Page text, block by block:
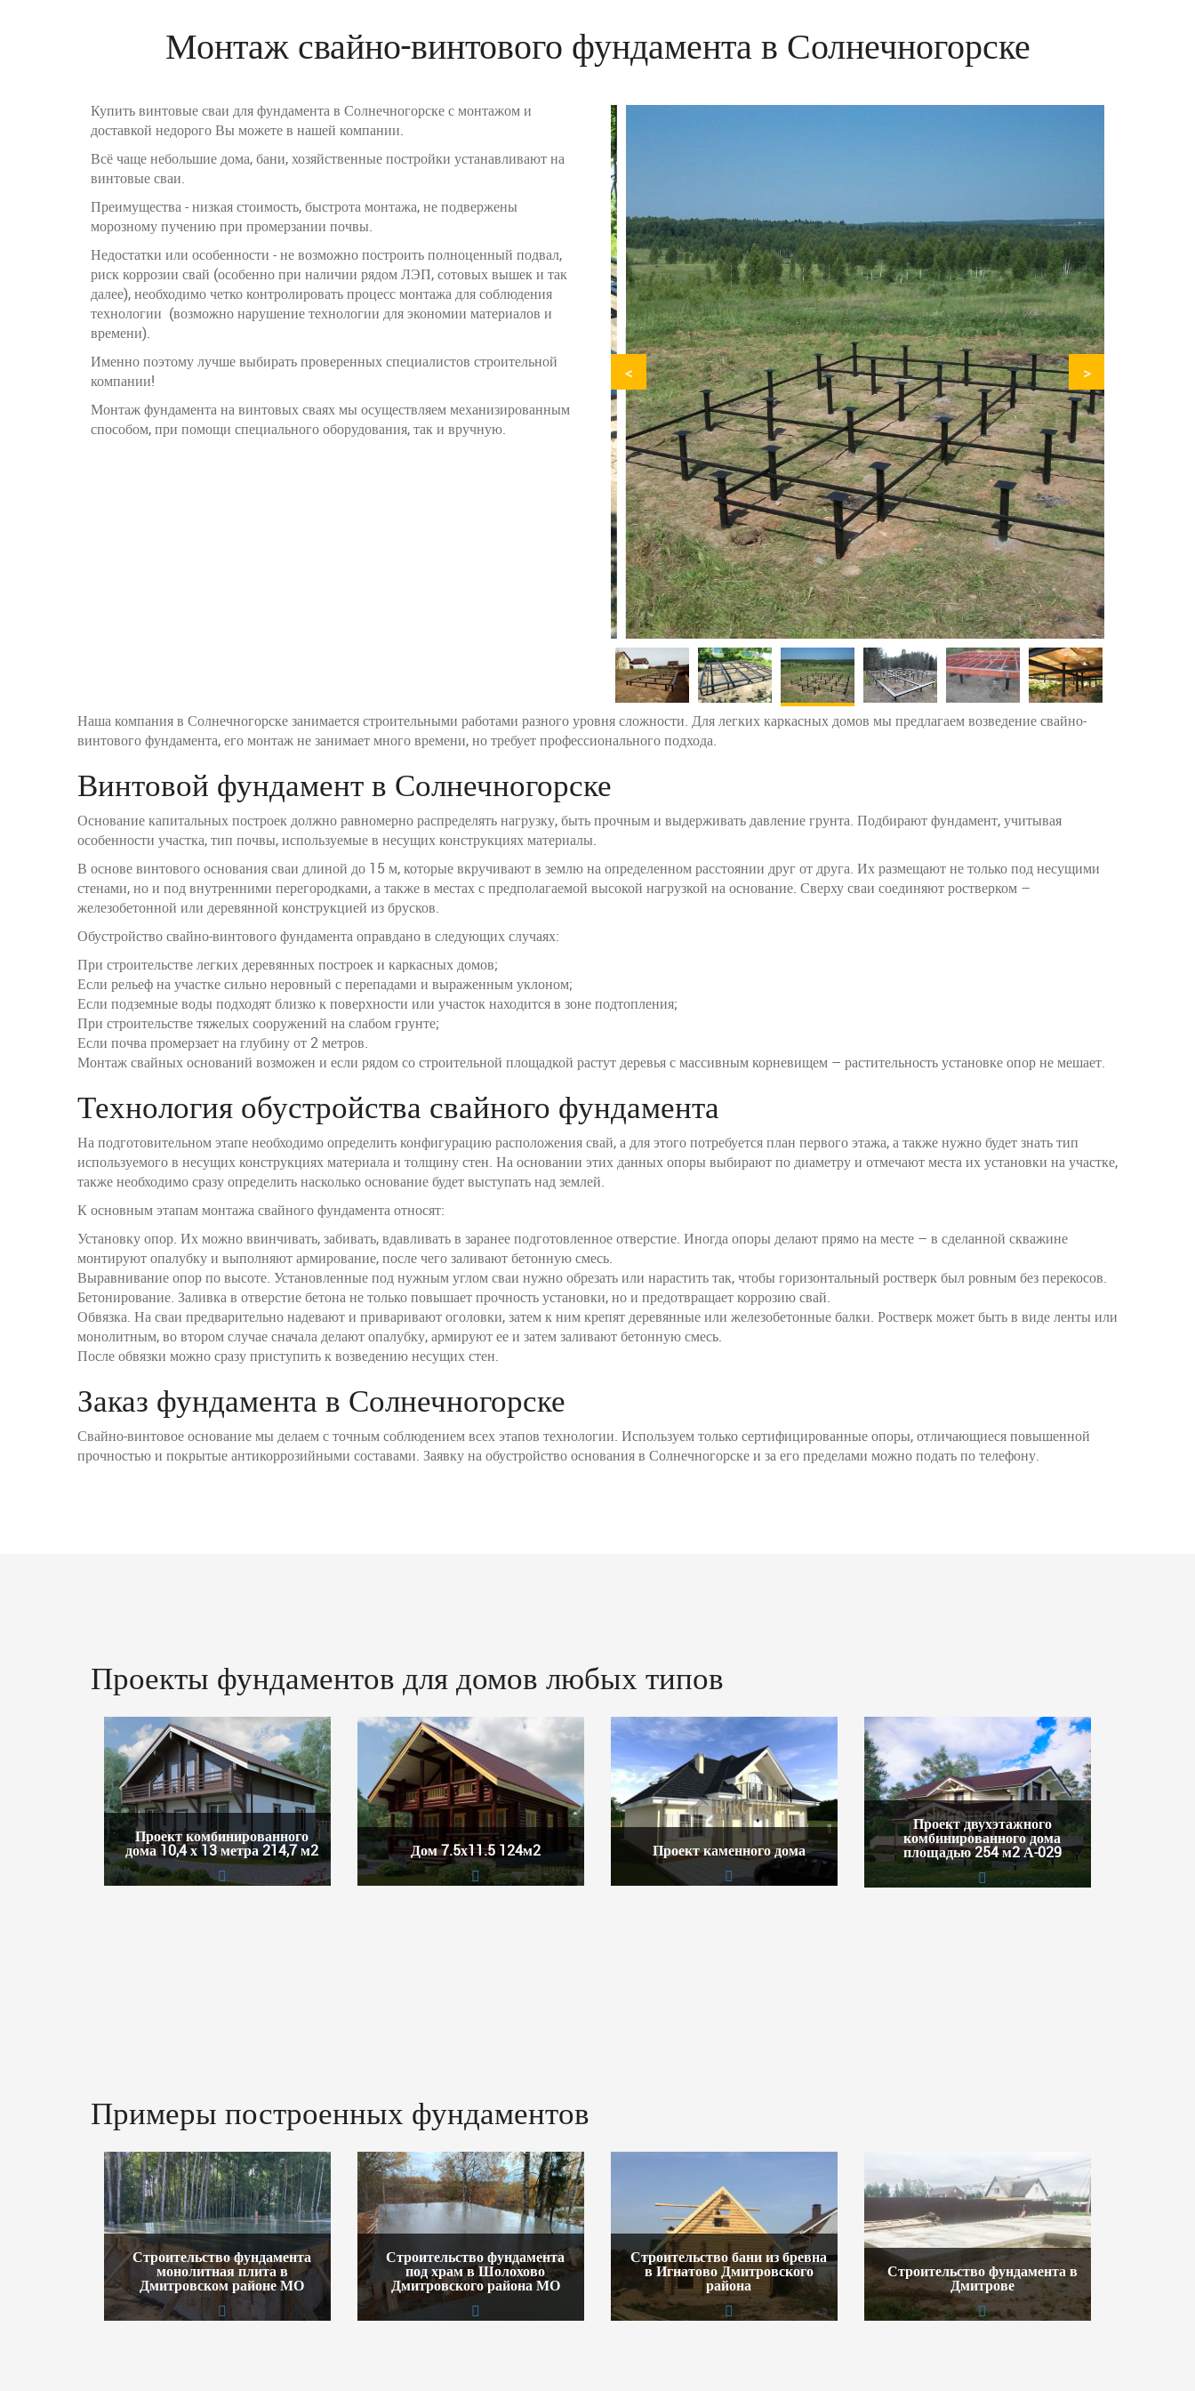
Монтаж свайно-винтового фундамента в Солнечногорске
Купить винтовые сваи для фундамента в Солнечногорске с монтажом и
доставкой недорого Вы можете в нашей компании.
Всё чаще небольшие дома, бани, хозяйственные постройки устанавливают на
винтовые сваи.
Преимущества - низкая стоимость, быстрота монтажа, не подвержены
морозному пучению при промерзании почвы.
Недостатки или особенности - не возможно построить полноценный подвал,
риск коррозии свай (особенно при наличии рядом ЛЭП, сотовых вышек и так
далее), необходимо четко контролировать процесс монтажа для соблюдения
технологии (возможно нарушение технологии для экономии материалов и
времени).
Именно поэтому лучше выбирать проверенных специалистов строительной
компании!
Монтаж фундамента на винтовых сваях мы осуществляем механизированным
способом, при помощи специального оборудования, так и вручную.
< >
Наша компания в Солнечногорске занимается строительными работами разного уровня сложности. Для легких каркасных домов мы предлагаем возведение свайно-
винтового фундамента, его монтаж не занимает много времени, но требует профессионального подхода.
Винтовой фундамент в Солнечногорске
Основание капитальных построек должно равномерно распределять нагрузку, быть прочным и выдерживать давление грунта. Подбирают фундамент, учитывая
особенности участка, тип почвы, используемые в несущих конструкциях материалы.
В основе винтового основания сваи длиной до 15 м, которые вкручивают в землю на определенном расстоянии друг от друга. Их размещают не только под несущими
стенами, но и под внутренними перегородками, а также в местах с предполагаемой высокой нагрузкой на основание. Сверху сваи соединяют ростверком –
железобетонной или деревянной конструкцией из брусков.
Обустройство свайно-винтового фундамента оправдано в следующих случаях:
При строительстве легких деревянных построек и каркасных домов;
Если рельеф на участке сильно неровный с перепадами и выраженным уклоном;
Если подземные воды подходят близко к поверхности или участок находится в зоне подтопления;
При строительстве тяжелых сооружений на слабом грунте;
Если почва промерзает на глубину от 2 метров.
Монтаж свайных оснований возможен и если рядом со строительной площадкой растут деревья с массивным корневищем – растительность установке опор не мешает.
Технология обустройства свайного фундамента
На подготовительном этапе необходимо определить конфигурацию расположения свай, а для этого потребуется план первого этажа, а также нужно будет знать тип
используемого в несущих конструкциях материала и толщину стен. На основании этих данных опоры выбирают по диаметру и отмечают места их установки на участке,
также необходимо сразу определить насколько основание будет выступать над землей.
К основным этапам монтажа свайного фундамента относят:
Установку опор. Их можно ввинчивать, забивать, вдавливать в заранее подготовленное отверстие. Иногда опоры делают прямо на месте – в сделанной скважине
монтируют опалубку и выполняют армирование, после чего заливают бетонную смесь.
Выравнивание опор по высоте. Установленные под нужным углом сваи нужно обрезать или нарастить так, чтобы горизонтальный ростверк был ровным без перекосов.
Бетонирование. Заливка в отверстие бетона не только повышает прочность установки, но и предотвращает коррозию свай.
Обвязка. На сваи предварительно надевают и приваривают оголовки, затем к ним крепят деревянные или железобетонные балки. Ростверк может быть в виде ленты или
монолитным, во втором случае сначала делают опалубку, армируют ее и затем заливают бетонную смесь.
После обвязки можно сразу приступить к возведению несущих стен.
Заказ фундамента в Солнечногорске
Свайно-винтовое основание мы делаем с точным соблюдением всех этапов технологии. Используем только сертифицированные опоры, отличающиеся повышенной
прочностью и покрытые антикоррозийными составами. Заявку на обустройство основания в Солнечногорске и за его пределами можно подать по телефону.
Проекты фундаментов для домов любых типов
Проект комбинированного
дома 10,4 х 13 метра 214,7 м2 Дом 7.5х11.5 124м2 Проект каменного дома
Проект двухэтажного
комбинированного дома
площадью 254 м2 А-029
Примеры построенных фундаментов
Строительство фундамента
монолитная плита в
Дмитровском районе МО
Строительство фундамента
под храм в Шолохово
Дмитровского района МО
Строительство бани из бревна
в Игнатово Дмитровского
района
Строительство фундамента в
Дмитрове